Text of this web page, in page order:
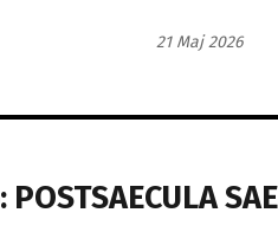
21 Maj 2026